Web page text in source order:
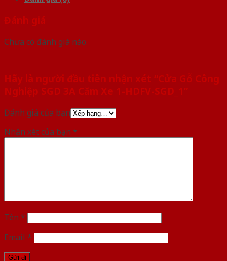
Đánh giá
Chưa có đánh giá nào.
Hãy là người đầu tiên nhận xét “Cửa Gỗ Công
Nghiệp SGD 3A Căm Xe 1-HDFV-SGD_1”
Đánh giá của bạn
Nhận xét của bạn *
Tên *
Email *